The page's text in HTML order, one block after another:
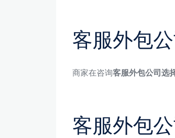
客服外包
商家在咨询客服外包公司选
客服外包